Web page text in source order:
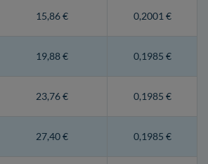
15,86 € 0,2001 €
19,88 € 0,1985 €
23,76 € 0,1985 €
27,40 € 0,1985 €